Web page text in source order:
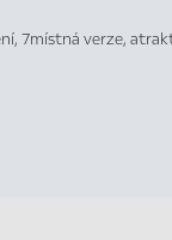
7místná verze,